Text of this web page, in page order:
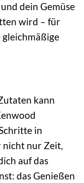
dein Gemüse
wird – für
kann
in
nicht nur Zeit,
auf das
das Genießen